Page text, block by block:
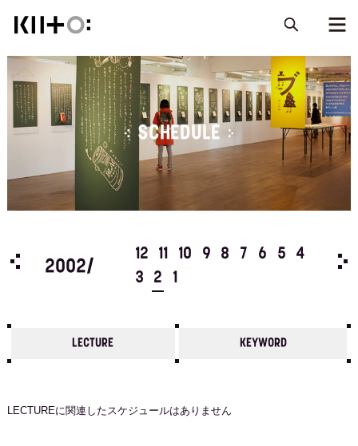
SCHEDULE
4
2002/
12 11 10 9 8 7 6 5
4
3
2 1
LECTURE KEYWORD
LECTUREに関連したスケジュールはありません